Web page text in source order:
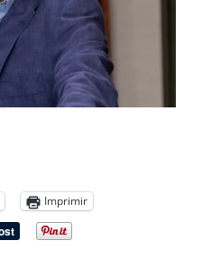
Imprimir